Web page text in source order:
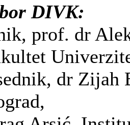
DIVK:
prof. dr
dr Zijah